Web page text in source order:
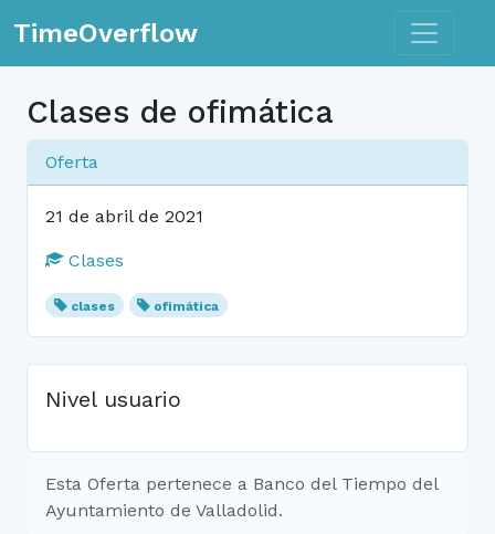
TimeOverflow Toggle
Clases de ofimática
Oferta
21 de abril de 2021
Clases
clases ofimática
Nivel usuario
Esta Oferta pertenece a Banco del Tiempo del
Ayuntamiento de Valladolid.